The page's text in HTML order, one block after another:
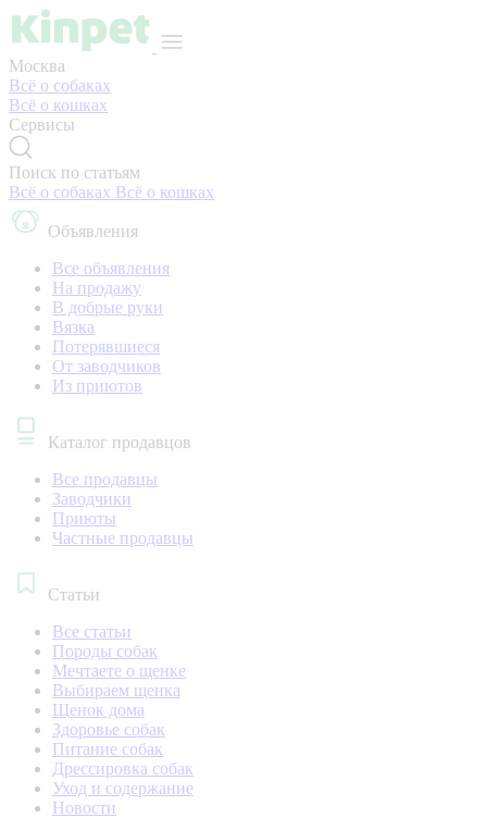
Москва
Всё о собаках
Всё о кошках
Сервисы
Поиск по статьям
Всё о собаках Всё о кошках
Объявления
Все объявления
На продажу
В добрые руки
Вязка
Потерявшиеся
От заводчиков
Из приютов
Каталог продавцов
Все продавцы
Заводчики
Приюты
Частные продавцы
Статьи
Все статьи
Породы собак
Мечтаете о щенке
Выбираем щенка
Щенок дома
Здоровье собак
Питание собак
Дрессировка собак
Уход и содержание
Новости